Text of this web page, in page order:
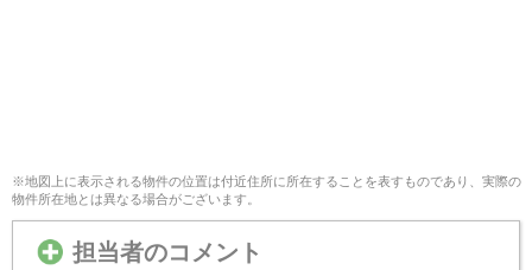
※地図上に表示される物件の位置は付近住所に所在することを表すものであり、実際の
物件所在地とは異なる場合がございます。
担当者のコメント